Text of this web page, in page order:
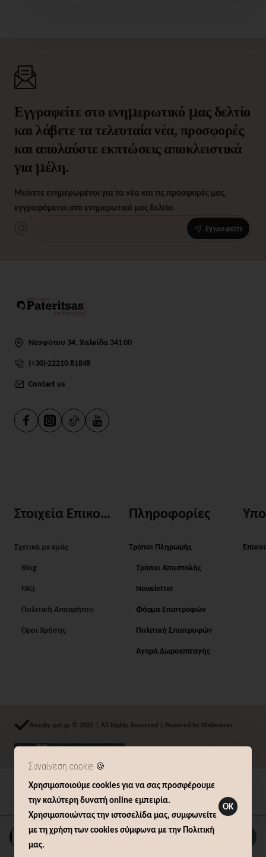
Συναίνεση cookie 🍪
Χρησιμοποιούμε cookies για να σας προσφέρουμε
την καλύτερη δυνατή online εμπειρία.
Χρησιμοποιώντας την ιστοσελίδα μας, συμφωνείτε
με τη χρήση των cookies σύμφωνα με την Πολιτική
μας.
OK
Καλάθι
Εγγραφείτε στο ενημερωτικό μας δελτίο
και λάβετε τα τελευταία νέα, προσφορές
και απολαύστε εκπτώσεις αποκλειστικά
για μέλη.
Μείνετε ενημερωμένοι για τα νέα και τις προσφορές μας,
εγγραφόμενοι στο ενημερωτικό μας δελτίο.
Εγγραφείτε
Νεοφύτου 34, Χαλκίδα 341 00
(+30)-22210 81848
Contact us
Στοιχεία Επικοινωνίας
Σχετικά με εμάς
Blog
FAQ
Πολιτική Απορρήτου
Όροι Χρήσης
Πληροφορίες
Τρόποι Πληρωμής
Τρόποι Αποστολής
Newsletter
Φόρμα Επιστροφών
Πολιτική Επιστροφών
Αγορά Δωροεπιταγής
Beauty-pat.gr © 2025 | All Rights Reserved | Powered by Webserres
Δήλωση Υπαναχώρησης (14 ημερών)